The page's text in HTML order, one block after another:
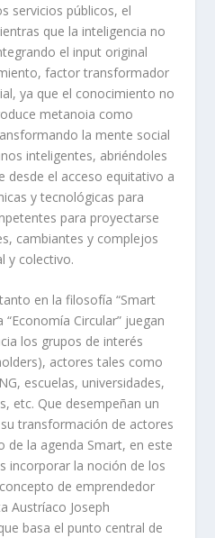
servicios públicos, el
que la inteligencia no
el input original
factor transformador
ya que el conocimiento no
metanoia como
la mente social
inteligentes, abriéndoles
desde el acceso equitativo a
y tecnológicas para
para proyectarse
cambiantes y complejos
y colectivo.
en la filosofía “Smart
Circular” juegan
los grupos de interés
actores tales como
escuelas, universidades,
etc. Que desempeñan un
transformación de actores
de la agenda Smart, en este
incorporar la noción de los
de emprendedor
Austríaco Joseph
basa el punto central de